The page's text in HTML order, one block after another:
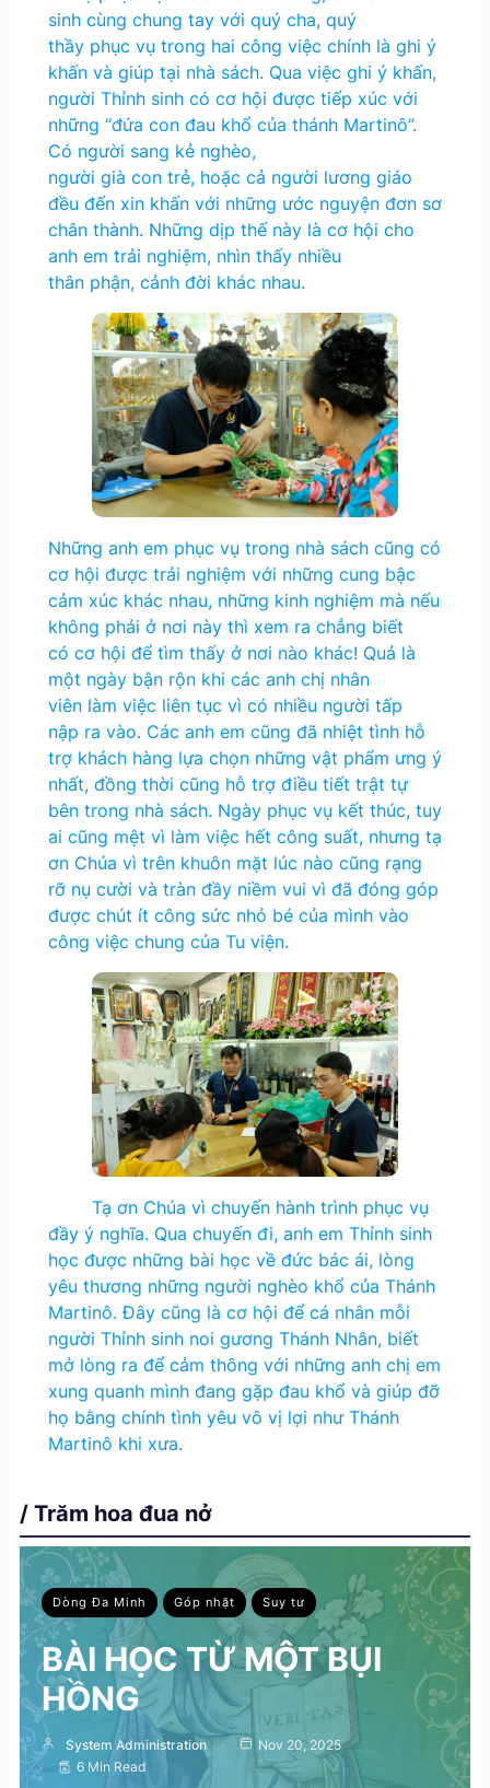
sinh cùng chung tay với quý cha, quý
thầy phục vụ trong hai công việc chính là ghi ý
khấn và giúp tại nhà sách. Qua việc ghi ý khấn,
người Thỉnh sinh có cơ hội được tiếp xúc với
những “đứa con đau khổ của thánh Martinô”.
Có người sang kẻ nghèo,
người già con trẻ, hoặc cả người lương giáo
đều đến xin khấn với những ước nguyện đơn sơ
chân thành. Những dịp thế này là cơ hội cho
anh em trải nghiệm, nhìn thấy nhiều
thân phận, cảnh đời khác nhau.
Những anh em phục vụ trong nhà sách cũng có
cơ hội được trải nghiệm với những cung bậc
cảm xúc khác nhau, những kinh nghiệm mà nếu
không phải ở nơi này thì xem ra chẳng biết
có cơ hội để tìm thấy ở nơi nào khác! Quả là
một ngày bận rộn khi các anh chị nhân
viên làm việc liên tục vì có nhiều người tấp
nập ra vào. Các anh em cũng đã nhiệt tình hỗ
trợ khách hàng lựa chọn những vật phẩm ưng ý
nhất, đồng thời cũng hỗ trợ điều tiết trật tự
bên trong nhà sách. Ngày phục vụ kết thúc, tuy
ai cũng mệt vì làm việc hết công suất, nhưng tạ
ơn Chúa vì trên khuôn mặt lúc nào cũng rạng
rỡ nụ cười và tràn đầy niềm vui vì đã đóng góp
được chút ít công sức nhỏ bé của mình vào
công việc chung của Tu viện.
Tạ ơn Chúa vì chuyến hành trình phục vụ
đầy ý nghĩa. Qua chuyến đi, anh em Thỉnh sinh
học được những bài học về đức bác ái, lòng
yêu thương những người nghèo khổ của Thánh
Martinô. Đây cũng là cơ hội để cá nhân mỗi
người Thỉnh sinh noi gương Thánh Nhân, biết
mở lòng ra để cảm thông với những anh chị em
xung quanh mình đang gặp đau khổ và giúp đỡ
họ bằng chính tình yêu vô vị lợi như Thánh
Martinô khi xưa.
/ Trăm hoa đua nở
Dòng Đa Minh Góp nhặt Suy tư
BÀI HỌC TỪ MỘT BỤI
HỒNG
System Administration
Nov 20, 2025
6 Min Read